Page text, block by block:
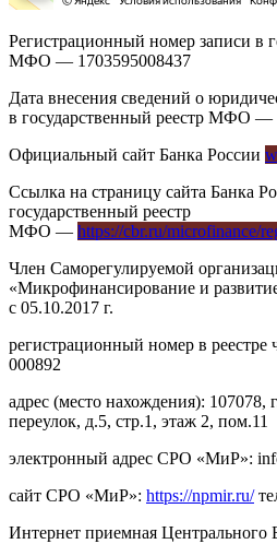
Регистрационный номер записи в
МФО — 1703595008437
Дата внесения сведений о
в государственный реестр МФО —
Официальный сайт Банка России
Ссылка на страницу сайта Банка
государственный реестр
МФО — https://cbr.ru/microfinance/
Член Саморегулируемой
«Микрофинансирование и
с 05.10.2017 г.
регистрационный номер в
000892
адрес (место нахождения): 107078,
переулок, д.5, стр.1, этаж 2, пом.11
электронный адрес СРО «МиР»:
сайт СРО «МиР»: https://npmir.ru/
Интернет приемная Центрального